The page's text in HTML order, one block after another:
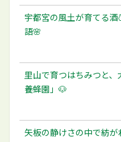
宇都宮の風土が育てる
語🌸
里山で育つはちみつと
養蜂園」🐶
矢板の静けさの中で紡